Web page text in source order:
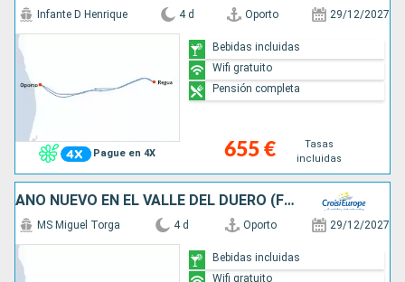
Pague en 4X
Infante D Henrique 4 d Oporto 29/12/2027
655 €
Tasas
incluidas
Bebidas incluidas
Wifi gratuito
Pensión completa
AÑO NUEVO EN EL VALLE DEL DUERO (FORMULA PUERTO/PUERTO)
MS Miguel Torga 4 d Oporto 29/12/2027
Bebidas incluidas
Wifi gratuito